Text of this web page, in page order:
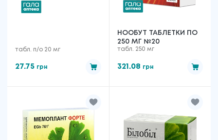
табл. п/о 20 мг
27.75 грн
НООБУТ ТАБЛЕТКИ ПО
250 МГ №20
табл. 250 мг
321.08 грн